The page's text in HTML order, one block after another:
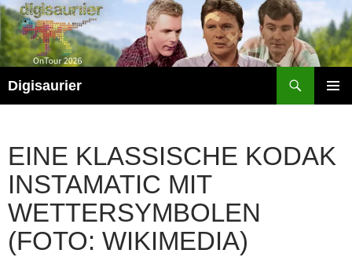
Zum
Inhalt
springen
Digisaurier
EINE KLASSISCHE KODAK
INSTAMATIC MIT
WETTERSYMBOLEN
(FOTO: WIKIMEDIA)